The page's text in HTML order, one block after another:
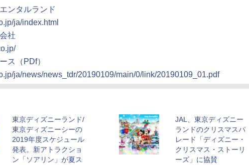
ンタルランド
ja/index.html
社
ス（PDf）
ja/news/news_tdr/20190109/main/0/link/20190109_01.pdf
東京ディズニーランド/
東京ディズニーシーの
2019年度スケジュール
発表。新アトラクショ
ン「ソアリン」が夏ス
JAL、東京ディズニー
ランドのクリスマスパ
レード「ディズニー・
クリスマス・ストーリ
ーズ」に協賛